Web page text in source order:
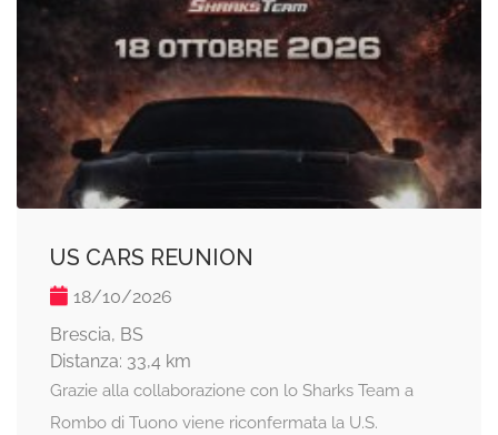
US CARS REUNION
18/10/2026
Brescia, BS
Distanza: 33,4 km
Grazie alla collaborazione con lo Sharks Team a
Rombo di Tuono viene riconfermata la U.S.